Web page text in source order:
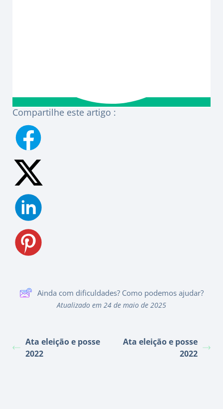
Compartilhe este artigo :
Ainda com dificuldades? Como podemos ajudar?
Atualizado em 24 de maio de 2025
Ata eleição e posse
2022
Ata eleição e posse
2022